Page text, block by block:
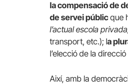
la compensació de
de servei públic que
l’actual escola
transport, etc.); la
l’elecció de la
Així, amb la